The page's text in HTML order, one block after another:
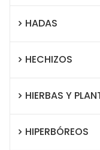
HADAS
HECHIZOS
HIERBAS Y
HIPERBÓREOS